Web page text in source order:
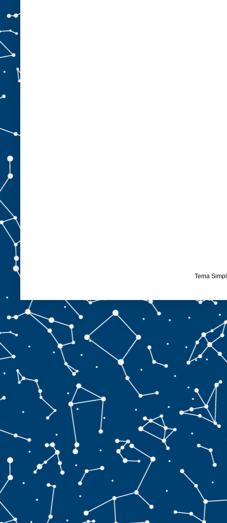
Tema